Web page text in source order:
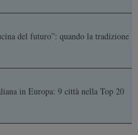
del futuro”: quando la tradizione
in Europa: 9 città nella Top 20